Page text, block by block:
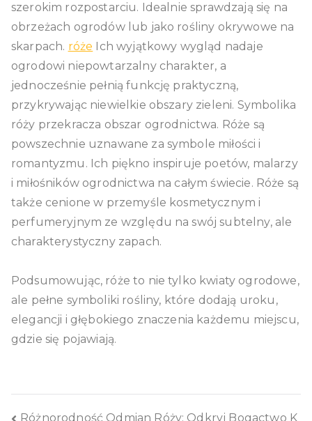
szerokim rozpostarciu. Idealnie sprawdzają się na
obrzeżach ogrodów lub jako rośliny okrywowe na
skarpach. róże Ich wyjątkowy wygląd nadaje
ogrodowi niepowtarzalny charakter, a
jednocześnie pełnią funkcję praktyczną,
przykrywając niewielkie obszary zieleni. Symbolika
róży przekracza obszar ogrodnictwa. Róże są
powszechnie uznawane za symbole miłości i
romantyzmu. Ich piękno inspiruje poetów, malarzy
i miłośników ogrodnictwa na całym świecie. Róże są
także cenione w przemyśle kosmetycznym i
perfumeryjnym ze względu na swój subtelny, ale
charakterystyczny zapach.
Podsumowując, róże to nie tylko kwiaty ogrodowe,
ale pełne symboliki rośliny, które dodają uroku,
elegancji i głębokiego znaczenia każdemu miejscu,
gdzie się pojawiają.
Różnorodność Odmian Róży: Odkryj Bogactwo K